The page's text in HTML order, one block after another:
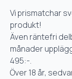
Vi prismatchar
produkt!
Även räntefri
månader
495:-.
Över 18 år,